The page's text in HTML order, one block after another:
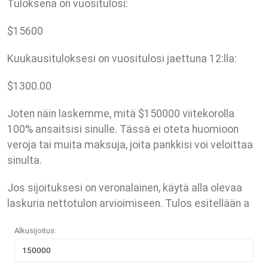
Tuloksena on vuositulosi:
$15600
Kuukausituloksesi on vuositulosi jaettuna 12:lla:
$1300.00
Joten näin laskemme, mitä $150000 viitekorolla
100% ansaitsisi sinulle. Tässä ei oteta huomioon
veroja tai muita maksuja, joita pankkisi voi veloittaa
sinulta.
Jos sijoituksesi on veronalainen, käytä alla olevaa
laskuria nettotulon arvioimiseen. Tulos esitellään a
Alkusijoitus: